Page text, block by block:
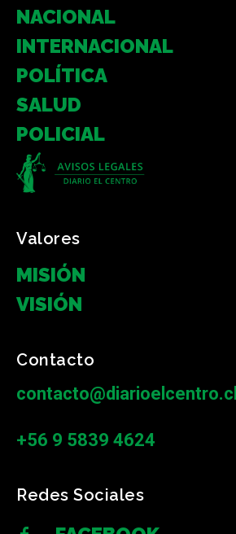
NACIONAL
INTERNACIONAL
POLÍTICA
SALUD
POLICIAL
Valores
MISIÓN
VISIÓN
Contacto
contacto@diarioelcentro.cl
+56 9 5839 4624
Redes Sociales